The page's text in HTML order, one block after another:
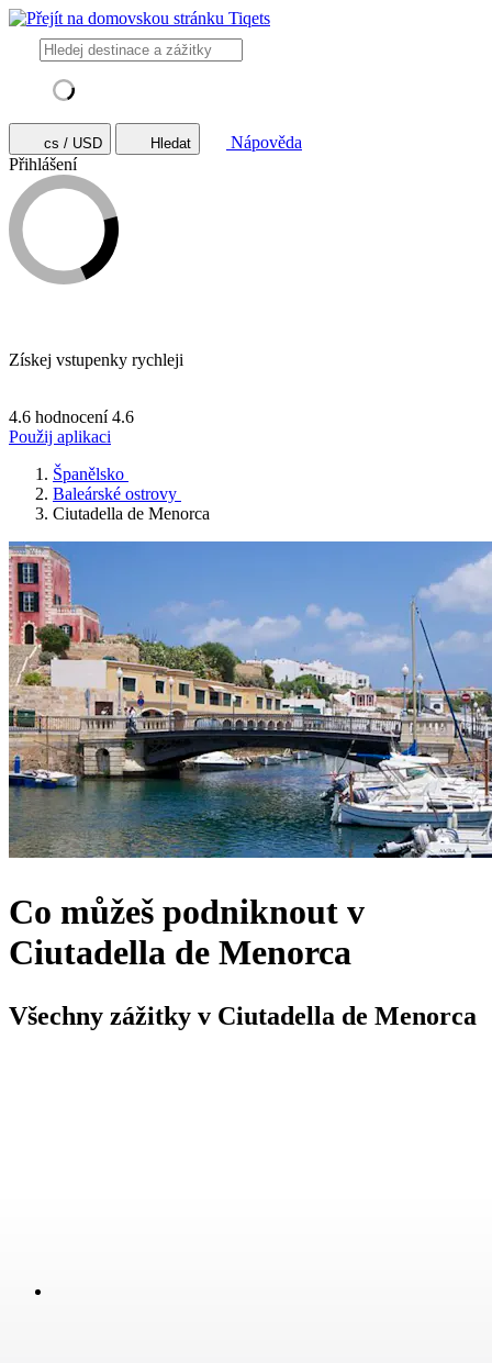
cs / USD Hledat
Nápověda
Přihlášení
Získej vstupenky rychleji
4.6 hodnocení 4.6
Použij aplikaci
Španělsko
Baleárské ostrovy
Ciutadella de Menorca
Co můžeš podniknout v
Ciutadella de Menorca
Všechny zážitky v Ciutadella de Menorca